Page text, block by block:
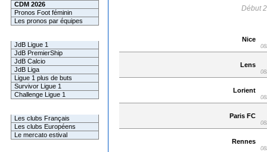
CDM 2026
Pronos Foot féminin
Les pronos par équipes
JdB Ligue 1
JdB PremierShip
JdB Calcio
JdB Liga
Ligue 1 plus de buts
Survivor Ligue 1
Challenge Ligue 1
Les clubs Français
Les clubs Européens
Le mercato estival
Début
Nice
Lens
Lorient
Paris FC
Rennes